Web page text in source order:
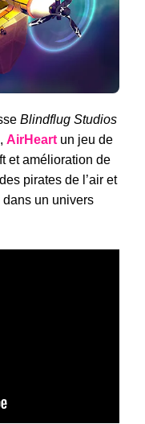
Blindflug Studios
AirHeart un jeu de
et amélioration de
pirates de l’air et
un univers